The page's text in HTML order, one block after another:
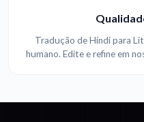
Tradução de Híndi para
humano. Edite e refine em